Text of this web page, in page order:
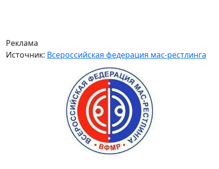
Реклама
Источник: Всероссийская федерация мас-рестлинга